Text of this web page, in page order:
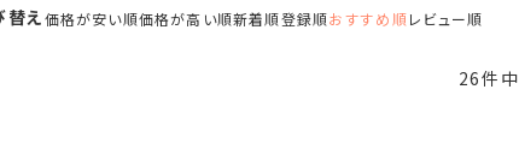
替え価格が安い順価格が高い順新着順登録順おすすめ順レビュー順
26件中